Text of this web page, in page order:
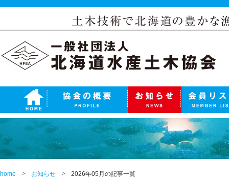
home お知らせ 2026年05月の記事一覧